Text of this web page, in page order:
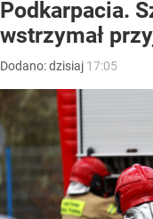
Podkarpacia.
wstrzymał
Dodano:dzisiaj 17:05